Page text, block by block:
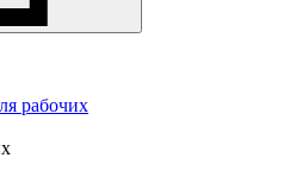
рабочих